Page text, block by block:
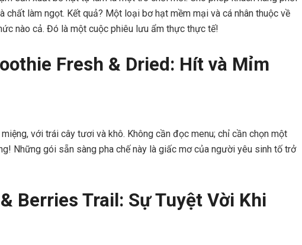
chất làm ngọt. Kết quả? Một loại bơ hạt mềm mại và cá nhân thuộc về
nào cả. Đó là một cuộc phiêu lưu ẩm thực thực tế!
Fresh & Dried: Hít và Mỉm
miệng, với trái cây tươi và khô. Không cần đọc menu; chỉ cần chọn một
Những gói sẵn sàng pha chế này là giấc mơ của người yêu sinh tố trở
& Berries Trail: Sự Tuyệt Vời Khi